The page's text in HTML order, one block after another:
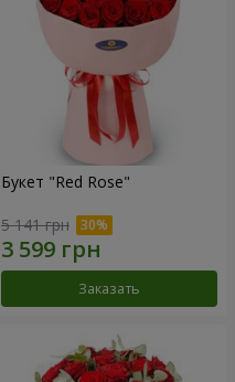
Букет "Red Rose"
5 141 грн
Заказать